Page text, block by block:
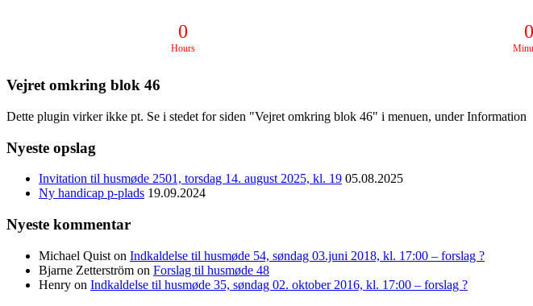
0
Hours
0
Vejret omkring blok 46
Dette plugin virker ikke pt. Se i stedet for siden "Vejret omkring blok 46" i menuen, under Information
Nyeste opslag
Invitation til husmøde 2501, torsdag 14. august 2025, kl. 19 05.08.2025
Ny handicap p-plads 19.09.2024
Nyeste kommentar
Michael Quist on Indkaldelse til husmøde 54, søndag 03.juni 2018, kl. 17:00 – forslag ?
Bjarne Zetterström on Forslag til husmøde 48
Henry on Indkaldelse til husmøde 35, søndag 02. oktober 2016, kl. 17:00 – forslag ?